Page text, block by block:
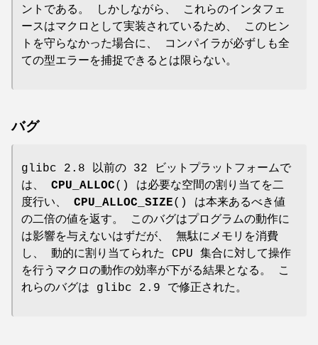
ントである。 しかしながら、 これらのインタフェ
ースはマクロとして実装されているため、 このヒン
トを守らなかった場合に、 コンパイラが必ずしも全
ての型エラーを捕捉できるとは限らない。
バグ
glibc 2.8 以前の 32 ビットプラットフォームで
は、 CPU_ALLOC() は必要な空間の割り当てを二
度行い、 CPU_ALLOC_SIZE() は本来あるべき値
の二倍の値を返す。 このバグはプログラムの動作に
は影響を与えないはずだが、 無駄にメモリを消費
し、 動的に割り当てられた CPU 集合に対して操作
を行うマクロの動作の効率が下がる結果となる。 こ
れらのバグは glibc 2.9 で修正された。